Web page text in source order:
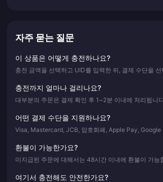
자주 묻는 질문
이 상품은 어떻게 충전하나요?
충전 금액을 선택하고 UID를 입력한 뒤, 결제 수단을
충전까지 얼마나 걸리나요?
대부분의 주문은 결제 확인 후 1~2분 이내에 처리됩니
어떤 결제 수단을 지원하나요?
Visa, Mastercard, JCB, 암호화폐, Apple Pay, Google
환불이 가능한가요?
미지급된 주문에 대해서는 48시간 이내에 환불이 가
여기서 충전해도 안전한가요?